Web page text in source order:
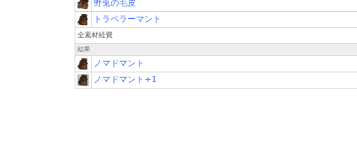
野兎の毛皮
トラベラーマント
全素材経費
結果
ノマドマント
ノマドマント+1